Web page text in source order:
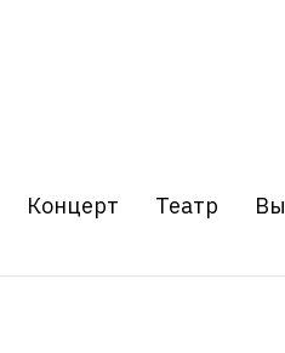
Концерт Театр